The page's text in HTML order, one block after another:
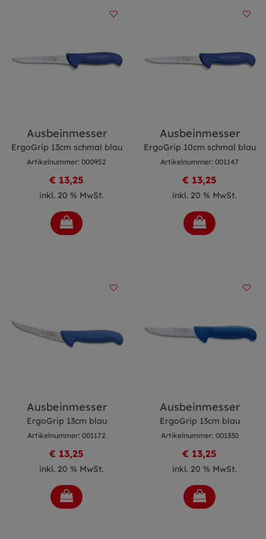
Ausbeinmesser
ErgoGrip 13cm schmal blau
Artikelnummer: 000952
€ 13,25
inkl. 20 % MwSt.
Ausbeinmesser
ErgoGrip 10cm schmal blau
Artikelnummer: 001147
€ 13,25
inkl. 20 % MwSt.
Ausbeinmesser
ErgoGrip 13cm blau
Artikelnummer: 001172
€ 13,25
inkl. 20 % MwSt.
Ausbeinmesser
ErgoGrip 13cm blau
Artikelnummer: 001330
€ 13,25
inkl. 20 % MwSt.